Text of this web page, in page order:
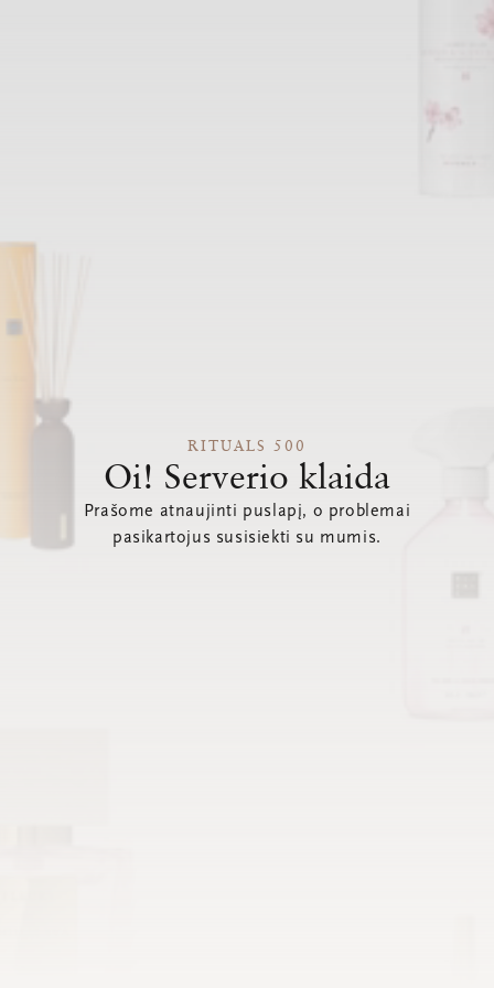
RITUALS 500
Oi! Serverio klaida
Prašome atnaujinti puslapį, o problemai
pasikartojus susisiekti su mumis.